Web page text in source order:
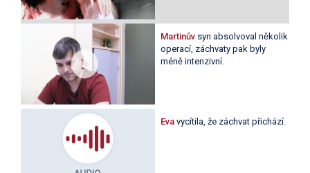
Martinův syn absolvoval několik
operací, záchvaty pak byly
méně intenzivní.
Eva vycítila, že záchvat přichází.